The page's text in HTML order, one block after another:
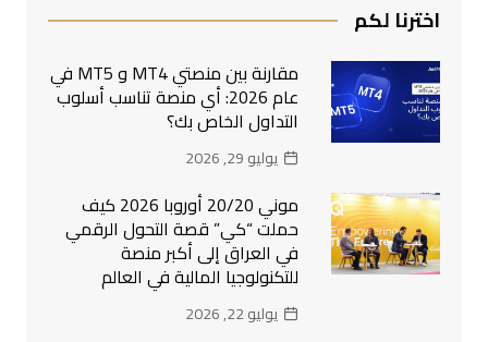
اخترنا لكم
مقارنة بين منصتي MT4 و MT5 في
عام 2026: أي منصة تناسب أسلوب
التداول الخاص بك؟
يوليو 29, 2026
موني 20/20 أوروبا 2026 كيف
حملت “كي” قصة التحول الرقمي
في العراق إلى أكبر منصة
للتكنولوجيا المالية في العالم
يوليو 22, 2026